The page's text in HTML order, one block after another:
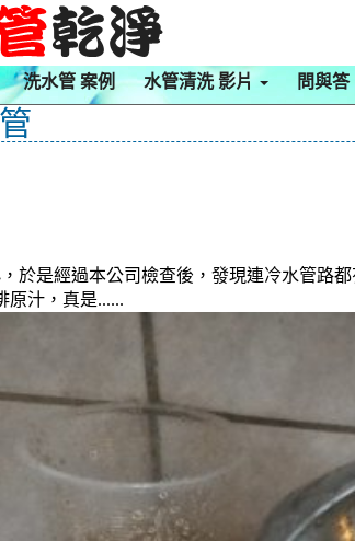
洗水管 案例 水管清洗 影片 問與答
於是經過本公司檢查後，發現連冷水管路
原汁，真是......